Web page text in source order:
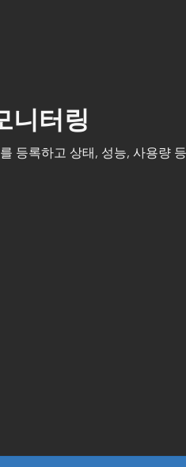
니터링
등록하고 상태, 성능, 사용량